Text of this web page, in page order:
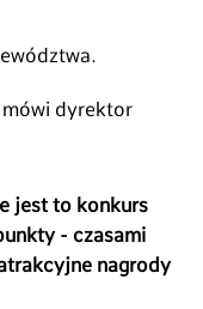
dyrektor
jest to konkurs
- czasami
nagrody